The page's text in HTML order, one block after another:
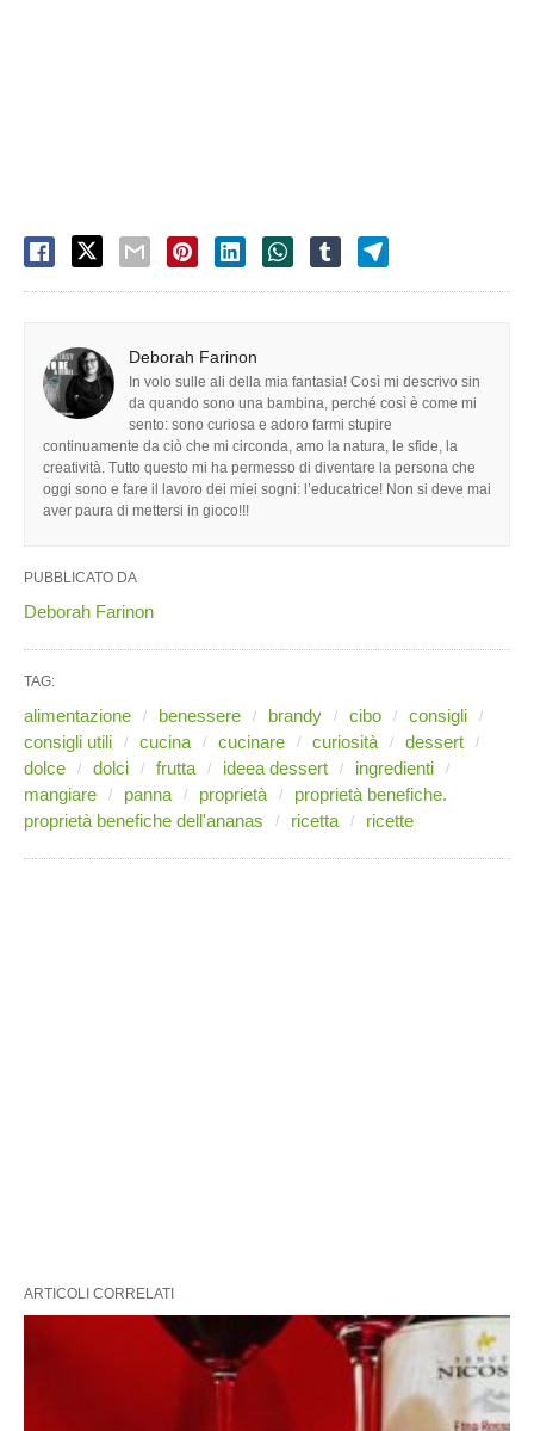
Deborah Farinon
In volo sulle ali della mia fantasia! Così mi descrivo sin
da quando sono una bambina, perché così è come mi
sento: sono curiosa e adoro farmi stupire
continuamente da ciò che mi circonda, amo la natura, le sfide, la
creatività. Tutto questo mi ha permesso di diventare la persona che
oggi sono e fare il lavoro dei miei sogni: l’educatrice! Non si deve mai
aver paura di mettersi in gioco!!!
PUBBLICATO DA
Deborah Farinon
TAG:
alimentazione benessere brandy cibo
consigli
consigli utili
cucina cucinare curiosità
dessert
dolce
dolci frutta ideea dessert
ingredienti
mangiare
panna proprietà
proprietà benefiche.
proprietà benefiche dell'ananas
ricetta ricette
ARTICOLI CORRELATI